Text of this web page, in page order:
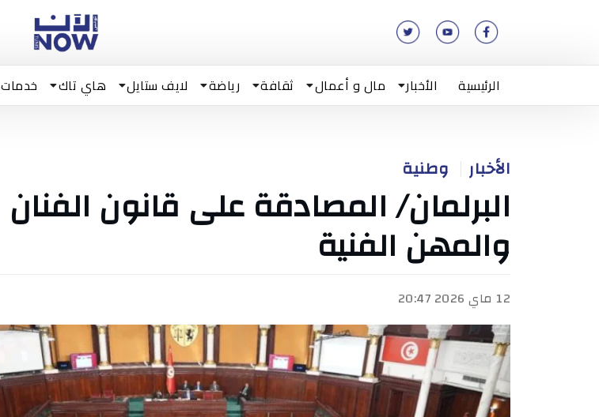
الرئيسية الأخبار مال و أعمال ثقافة رياضة لايف ستايل هاي تاك خدمات
الأخبار وطنية
البرلمان/ المصادقة على قانون الفنان
والمهن الفنية
12 ماي 2026 20:47